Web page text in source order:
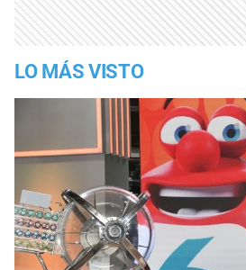
LO MÁS VISTO